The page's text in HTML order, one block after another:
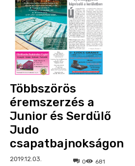
Többszörös
éremszerzés a
Junior és Serdülő
Judo
csapatbajnokságon
2019.12.03. 681
0